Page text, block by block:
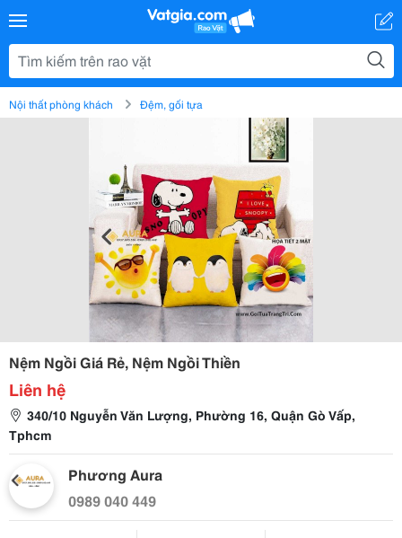
Nội thất phòng khách Đệm, gối tựa
Nệm Ngồi Giá Rẻ, Nệm Ngồi Thiền
Liên hệ
340/10 Nguyễn Văn Lượng, Phường 16, Quận Gò Vấp,
Tphcm
Phương Aura
0989 040 449